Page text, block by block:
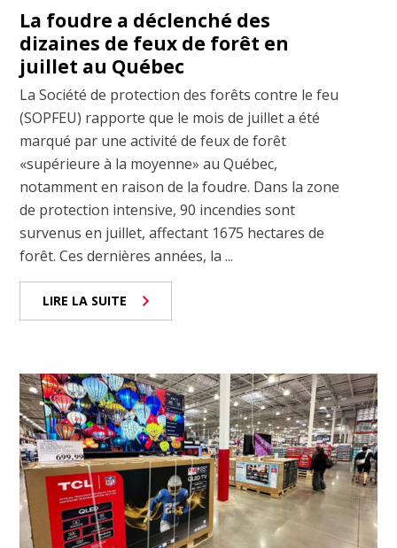
La foudre a déclenché des
dizaines de feux de forêt en
juillet au Québec
La Société de protection des forêts contre le feu
(SOPFEU) rapporte que le mois de juillet a été
marqué par une activité de feux de forêt
«supérieure à la moyenne» au Québec,
notamment en raison de la foudre. Dans la zone
de protection intensive, 90 incendies sont
survenus en juillet, affectant 1675 hectares de
forêt. Ces dernières années, la ...
LIRE LA SUITE